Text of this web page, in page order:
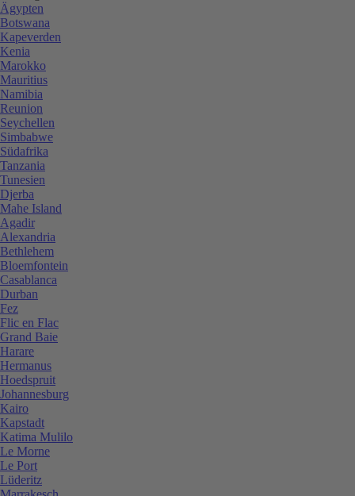
Ägypten
Botswana
Kapeverden
Kenia
Marokko
Mauritius
Namibia
Reunion
Seychellen
Simbabwe
Südafrika
Tanzania
Tunesien
Djerba
Mahe Island
Agadir
Alexandria
Bethlehem
Bloemfontein
Casablanca
Durban
Fez
Flic en Flac
Grand Baie
Harare
Hermanus
Hoedspruit
Johannesburg
Kairo
Kapstadt
Katima Mulilo
Le Morne
Le Port
Lüderitz